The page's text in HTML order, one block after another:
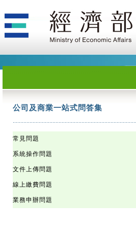
公司及商業一站式問答集
公司及商業一站式問答集
公司及商業一站式問答集
公司及商業一站式問答集
公司及商業一站式問答集
公司及商業一站式問答集
公司及商業一站式問答集
公司及商業一站式問答集
公司及商業一站式問答集
公司及商業一站式問答集
公司及商業一站式問答集
公司及商業一站式問答集
公司及商業一站式問答集
公司及商業一站式問答集
公司及商業一站式問答集
公司及商業一站式問答集
公司及商業一站式問答集
公司及商業一站式問答集
公司及商業一站式問答集
公司及商業一站式問答集
公司及商業一站式問答集
公司及商業一站式問答集
公司及商業一站式問答集
公司及商業一站式問答集
公司及商業一站式問答集